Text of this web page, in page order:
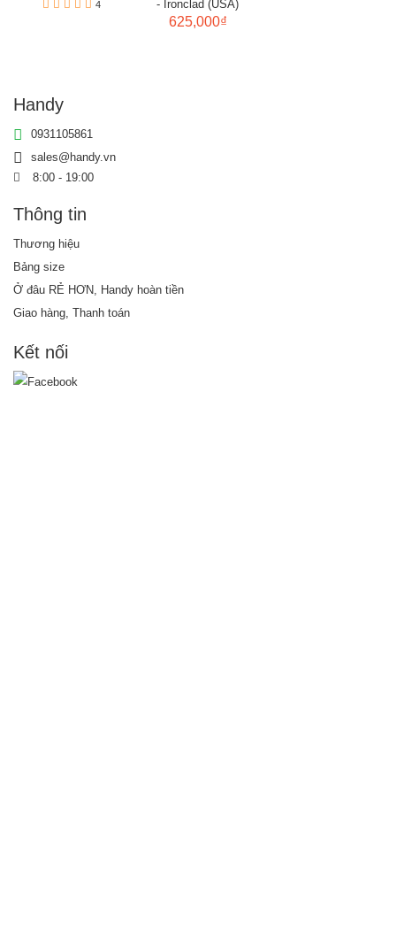
4
- Ironclad (USA)
625,000₫
Handy
0931105861
sales@handy.vn
8:00 - 19:00
Thông tin
Thương hiệu
Bảng size
Ở đâu RẺ HƠN, Handy hoàn tiền
Giao hàng, Thanh toán
Kết nối